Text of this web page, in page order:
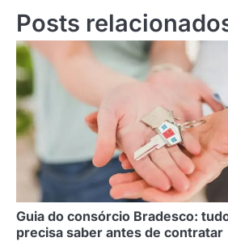
Posts
Guia do consórcio Bradesco:
precisa saber antes de contratar